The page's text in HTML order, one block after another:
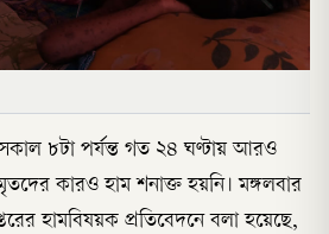
সকাল ৮টা পর্যন্ত গত ২৪ ঘণ্টায় আরও
কারও হাম শনাক্ত হয়নি। মঙ্গলবার
হামবিষয়ক প্রতিবেদনে বলা হয়েছে,